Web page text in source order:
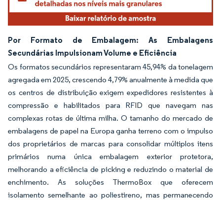
Por Formato de Embalagem: As Embalagens
Secundárias Impulsionam Volume e Eficiência
Os formatos secundários representaram 45,94% da tonelagem
agregada em 2025, crescendo 4,79% anualmente à medida que
os centros de distribuição exigem expedidores resistentes à
compressão e habilitados para RFID que navegam nas
complexas rotas de última milha. O tamanho do mercado de
embalagens de papel na Europa ganha terreno com o impulso
dos proprietários de marcas para consolidar múltiplos itens
primários numa única embalagem exterior protetora,
melhorando a eficiência de picking e reduzindo o material de
enchimento. As soluções ThermoBox que oferecem
isolamento semelhante ao poliestireno, mas permanecendo